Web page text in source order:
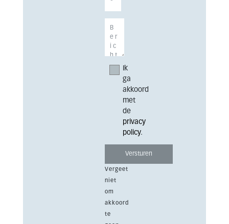
Ik
ga
akkoord
met
de
privacy
policy.
Vergeet
niet
om
akkoord
te